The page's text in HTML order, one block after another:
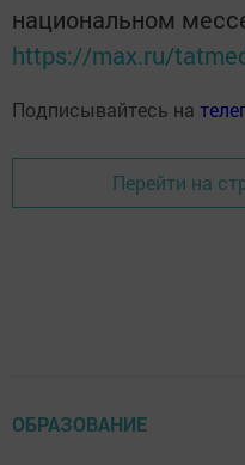
национальном
https://max.ru/
Подписывайтесь на
Перейти на
ОБРАЗОВАНИЕ